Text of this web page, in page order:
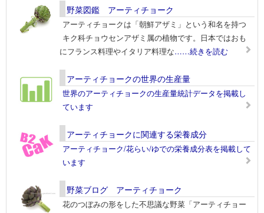
野菜図鑑 アーティチョーク
アーティチョークは「朝鮮アザミ」という和名を持つ
キク科チョウセンアザミ属の植物です。日本ではおも
にフランス料理やイタリア料理な……続きを読む
アーティチョークの世界の生産量
世界のアーティチョークの生産量統計データを掲載し
ています
アーティチョークに関連する栄養成分
アーティチョーク/花らい/ゆでの栄養成分表を掲載して
います
野菜ブログ アーティチョーク
花のつぼみの形をした不思議な野菜「アーティチョー